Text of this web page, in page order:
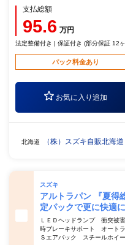
支払総額
95.6 万円
法定整備付き | 保証付き (部分保証 12
パック料金あり
お気に入り追加
北海道 （株）スズキ自販北海
スズキ
アルトラパン 『夏
定パックで更に快適に
ＬＥＤヘッドランプ 衝突被
時ブレーキサポート オート
Ｓエアバック スチールホイ